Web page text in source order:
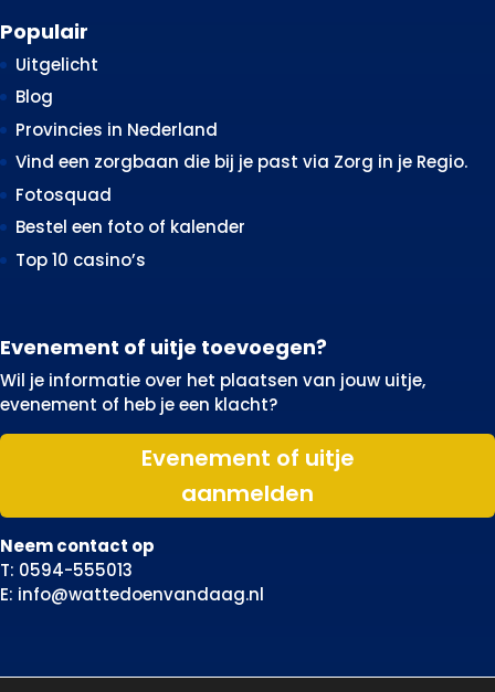
Populair
Uitgelicht
Blog
Provincies in Nederland
Vind een zorgbaan die bij je past via Zorg in je Regio.
Fotosquad
Bestel een foto of kalender
Top 10 casino’s
Evenement of uitje toevoegen?
Wil je informatie over het plaatsen van jouw uitje,
evenement of heb je een klacht?
Evenement of uitje
aanmelden
Neem contact op
T: 0594-555013
E: info@wattedoenvandaag.nl